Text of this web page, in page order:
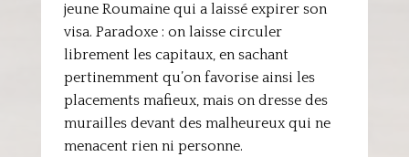
jeune Roumaine qui a laissé expirer son
visa. Paradoxe : on laisse circuler
librement les capitaux, en sachant
pertinemment qu’on favorise ainsi les
placements mafieux, mais on dresse des
murailles devant des malheureux qui ne
menacent rien ni personne.